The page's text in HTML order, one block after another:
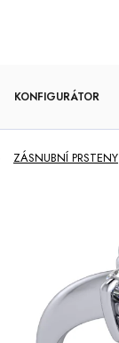
KONFIGURÁTOR
PRSTENY
ZÁSNUBNÍ PRSTENY